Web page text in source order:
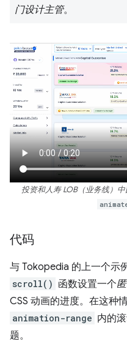
门设计主管。
投资和人寿 LOB（业务线）
代码
与 Tokopedia 的上一个示
scroll() 函数设置一个
CSS 动画的进度。在这种
animation-range 内的
题。